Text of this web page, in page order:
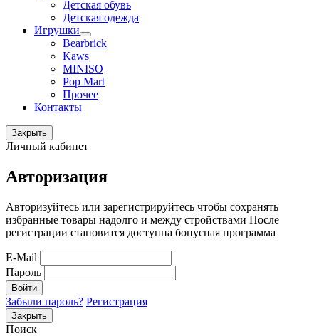
Детская обувь
Детская одежда
Игрушки
Bearbrick
Kaws
MINISO
Pop Mart
Прочее
Контакты
Закрыть
Личный кабинет
Авторизация
Авторизуйтесь или зарегистрируйтесь чтобы сохранять
избранные товары надолго и между стройствами После
регистрации становится доступна бонусная программа
E-Mail
Пароль
Войти
Забыли пароль? Регистрация
Закрыть
Поиск